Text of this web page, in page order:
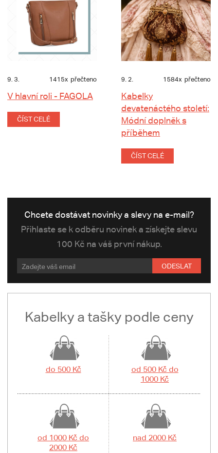
9. 3. 1415x přečteno
V hlavní roli - FAGOLA
ČÍST CELÉ
9. 2. 1584x přečteno
Kabelky
devatenáctého století:
Módní doplněk s
příběhem
ČÍST CELÉ
Chcete dostávat novinky a slevy na e-mail?
Přihlaste se k odběru novinek a získejte slevu
100 Kč na váš první nákup.
ODESLAT
Kabelky a tašky podle ceny
do 500 Kč
od 500 Kč do
1000 Kč
od 1000 Kč do
2000 Kč
nad 2000 Kč